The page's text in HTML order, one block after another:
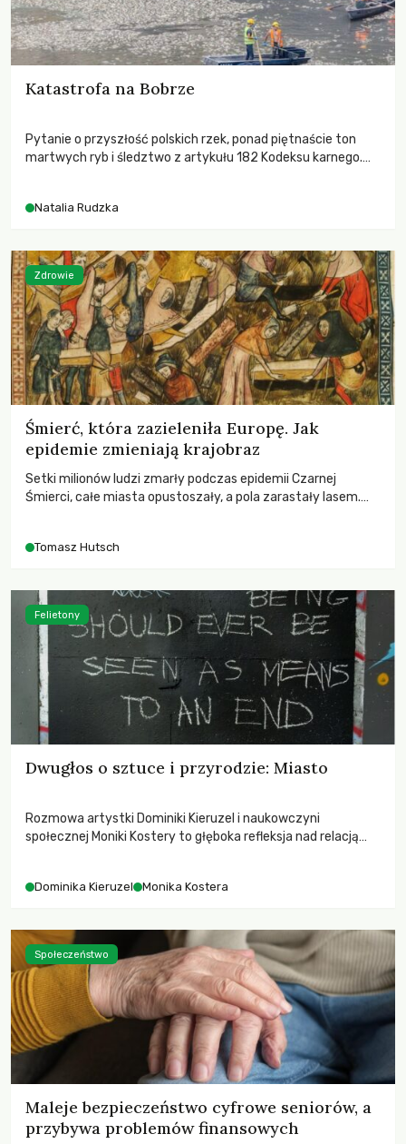
Katastrofa na Bobrze
Pytanie o przyszłość polskich rzek, ponad piętnaście ton
martwych ryb i śledztwo z artykułu 182 Kodeksu karnego.
zdarzeń prowadzących do biologicznej śmierci rzeki.
Natalia Rudzka
Śmierć, która zazieleniła Europę. Jak
epidemie zmieniają krajobraz
Setki milionów ludzi zmarły podczas epidemii Czarnej
Śmierci, całe miasta opustoszały, a pola zarastały lasem.
największych katastrof w swoich dziejach.
Tomasz Hutsch
Zdrowie
Dwugłos o sztuce i przyrodzie: Miasto
Rozmowa artystki Dominiki Kieruzel i naukowczyni
społecznej Moniki Kostery to głęboka refleksja nad relacją
Dominika Kieruzel Monika Kostera
Felietony
Maleje bezpieczeństwo cyfrowe seniorów, a
przybywa problemów finansowych
Społeczeństwo